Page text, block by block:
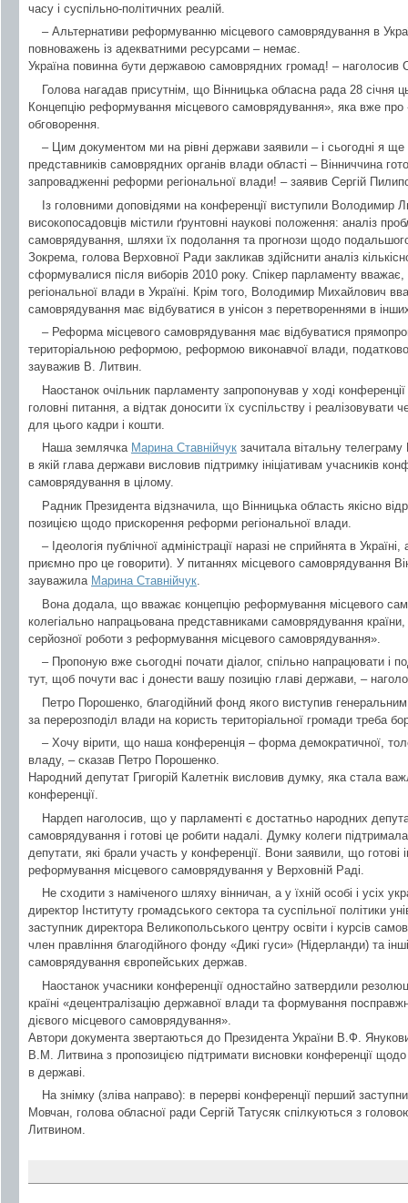
часу і суспільно-політичних реалій.
– Альтернативи реформуванню місцевого самоврядування в
повноважень із адекватними ресурсами – немає.
Україна повинна бути державою самоврядних громад! – наголосив
Голова нагадав присутнім, що Вінницька обласна рада 28 січня
Концепцію реформування місцевого самоврядування», яка вже про
обговорення.
– Цим документом ми на рівні держави заявили – і сьогодні я ще
представників самоврядних органів влади області – Вінниччина
запровадженні реформи регіональної влади! – заявив Сергій
Із головними доповідями на конференції виступили Володимир
високопосадовців містили ґрунтовні наукові положення: аналіз
самоврядування, шляхи їх подолання та прогнози щодо подальшого
Зокрема, голова Верховної Ради закликав здійснити аналіз
сформувалися після виборів 2010 року. Спікер парламенту
регіональної влади в Україні. Крім того, Володимир Михайлович
самоврядування має відбуватися в унісон з перетвореннями в
– Реформа місцевого самоврядування має відбуватися
територіальною реформою, реформою виконавчої влади,
зауважив В. Литвин.
Наостанок очільник парламенту запропонував у ході
головні питання, а відтак доносити їх суспільству і реалізовувати
для цього кадри і кошти.
Наша землячка Марина Ставнійчук зачитала вітальну
в якій глава держави висловив підтримку ініціативам учасників
самоврядування в цілому.
Радник Президента відзначила, що Вінницька область якісно
позицією щодо прискорення реформи регіональної влади.
– Ідеологія публічної адміністрації наразі не сприйнята в
приємно про це говорити). У питаннях місцевого самоврядування
зауважила Марина Ставнійчук.
Вона додала, що вважає концепцію реформування місцевого
колегіально напрацьована представниками самоврядування
серйозної роботи з реформування місцевого самоврядування».
– Пропоную вже сьогодні почати діалог, спільно напрацювати і
тут, щоб почути вас і донести вашу позицію главі держави, –
Петро Порошенко, благодійний фонд якого виступив
за перерозподіл влади на користь територіальної громади треба
– Хочу вірити, що наша конференція – форма демократичної,
владу, – сказав Петро Порошенко.
Народний депутат Григорій Калетнік висловив думку, яка стала
конференції.
Нардеп наголосив, що у парламенті є достатньо народних
самоврядування і готові це робити надалі. Думку колеги
депутати, які брали участь у конференції. Вони заявили, що готові
реформування місцевого самоврядування у Верховній Раді.
Не сходити з наміченого шляху вінничан, а у їхній особі і усіх
директор Інституту громадського сектора та суспільної політики
заступник директора Великопольського центру освіти і курсів
член правління благодійного фонду «Дикі гуси» (Нідерланди) та
самоврядування європейських держав.
Наостанок учасники конференції одностайно затвердили
країні «децентралізацію державної влади та формування
дієвого місцевого самоврядування».
Автори документа звертаються до Президента України В.Ф.
В.М. Литвина з пропозицією підтримати висновки конференції
в державі.
На знімку (зліва направо): в перерві конференції перший
Мовчан, голова обласної ради Сергій Татусяк спілкуються з
Литвином.